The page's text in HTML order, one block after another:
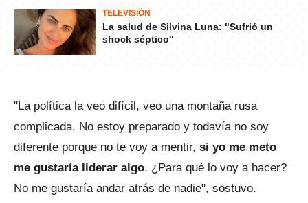
TELEVISIÓN
La salud de Silvina Luna: "Sufrió un
shock séptico"
"La política la veo difícil, veo una montaña rusa
complicada. No estoy preparado y todavía no soy
diferente porque no te voy a mentir, si yo me meto
me gustaría liderar algo. ¿Para qué lo voy a hacer?
No me gustaría andar atrás de nadie", sostuvo.